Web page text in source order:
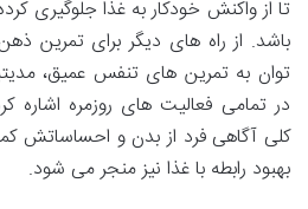
تا از واکنش خودکار به غذا جلوگیری
باشد. از راه های دیگر برای تمرین
توان به تمرین های تنفس عمیق،
در تمامی فعالیت های روزمره اشاره
کلی آگاهی فرد از بدن و احساساتش
بهبود رابطه با غذا نیز منجر می شود.